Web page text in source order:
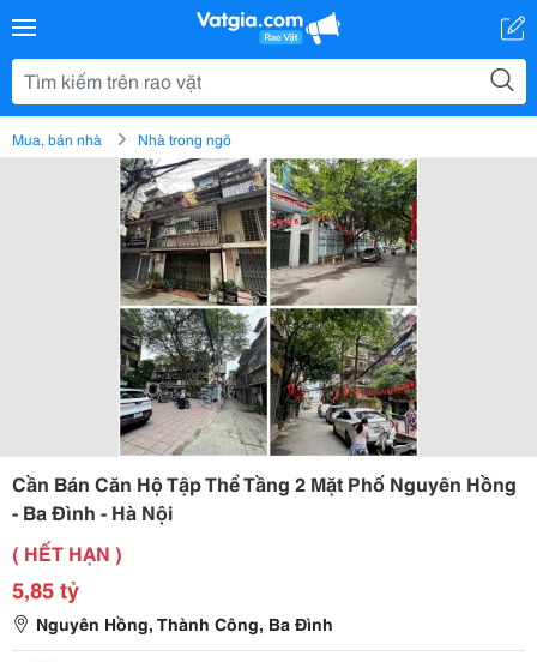
Mua, bán nhà Nhà trong ngõ
Cần Bán Căn Hộ Tập Thể Tầng 2 Mặt Phố Nguyên Hồng
- Ba Đình - Hà Nội
( HẾT HẠN )
5,85 tỷ
Nguyên Hồng, Thành Công, Ba Đình